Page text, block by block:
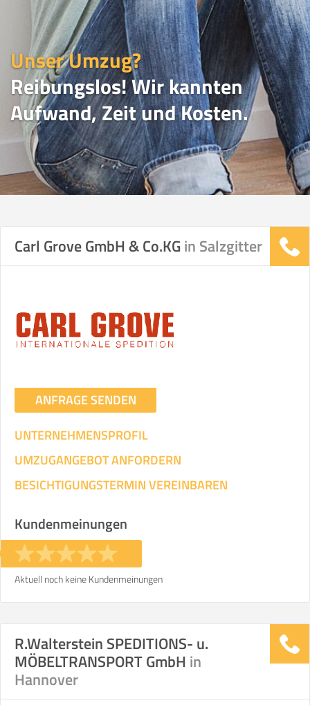
Unser Umzug?
Reibungslos! Wir kannten
Aufwand, Zeit und Kosten.
UMZUGSVERGLEICH
Umzugsdaten für Tragen und
Transportieren
Ihre Angaben:
am
Selbst umziehen
Stunden
KOSTENSCHÄTZUNG: € -€
Carl Grove GmbH & Co.KGin Salzgitter
ANFRAGE SENDEN
UNTERNEHMENSPROFIL
UMZUGANGEBOT ANFORDERN
BESICHTIGUNGSTERMIN VEREINBAREN
Kundenmeinungen
Aktuell noch keine Kundenmeinungen
R.Walterstein SPEDITIONS- u.
MÖBELTRANSPORT GmbH in
Hannover